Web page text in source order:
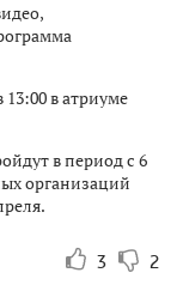
в атриуме
в период с 6
организаций
3 2